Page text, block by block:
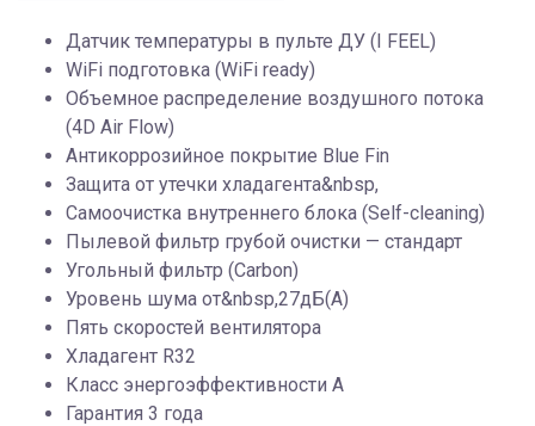
Датчик температуры в пульте ДУ (I FEEL)
WiFi подготовка (WiFi ready)
Объемное распределение воздушного потока
(4D Air Flow)
Антикоррозийное покрытие Blue Fin
Защита от утечки хладагента&nbsp,
Самоочистка внутреннего блока (Self-cleaning)
Пылевой фильтр грубой очистки — стандарт
Угольный фильтр (Carbon)
Уровень шума от&nbsp,27дБ(А)
Пять скоростей вентилятора
Хладагент R32
Класс энергоэффективности А
Гарантия 3 года